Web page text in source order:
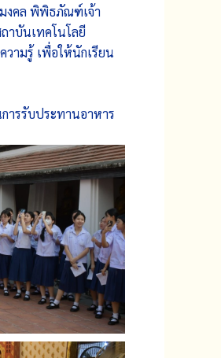
งคล พิพิธภัณฑ์เจ้า
าบันเทคโนโลยี
ามรู้ เพื่อให้นักเรียน
ารรับประทานอาหาร